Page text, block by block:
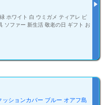
ホワイト 白 ウミガメ ティアレ ピ
ソファー 新生活 敬老の日 ギフト お
ションカバー ブルー オアフ島